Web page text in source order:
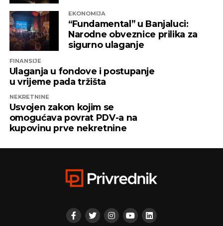
njima, skupa sa firmama “Infinity Media”, “Prointer
ITSS”, “Sirius 2010”, “Kaldera”, “K-2 Audio” u čijem je
vlasništvu Alternativna televizija, “Una World” u
čijem je vlasništvu bila “Una TV”.
Iz “Infinity-ja” su tada saopštili da će bez posla ostati
oko 800 ljudi, a spas su potražili u registrovanju
novih kompanija i promjenama vlasničke strukture,
pretvarajućći dotatašnje rukovodioce u vlasnike.
„Invictus“ su prije mjesec dana osnovali menadžeri
„Prointera“ i „Siriusa”.
EKONOMIJA
“Fundamental” u Banjaluci:
Narodne obveznice prilika za
sigurno ulaganje
FINANSIJE
Ulaganja u fondove i postupanje
u vrijeme pada tržišta
NEKRETNINE
Usvojen zakon kojim se
omogućava povrat PDV-a na
kupovinu prve nekretnine